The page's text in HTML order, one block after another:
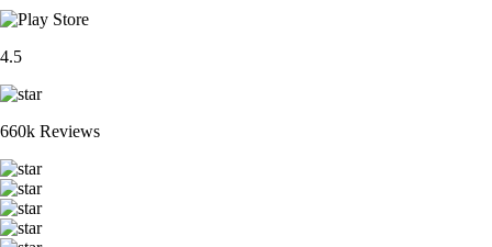
4.5
660k Reviews